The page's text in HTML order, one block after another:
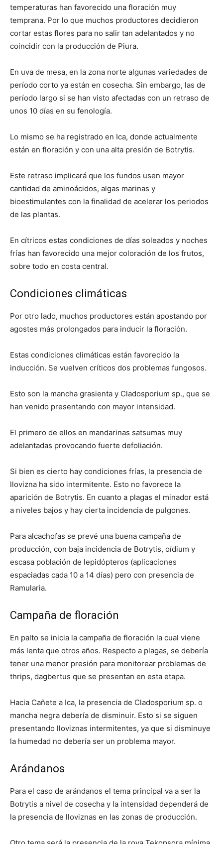
temperaturas han favorecido una floración muy
temprana. Por lo que muchos productores decidieron
cortar estas flores para no salir tan adelantados y no
coincidir con la producción de Piura.
En uva de mesa, en la zona norte algunas variedades de
período corto ya están en cosecha. Sin embargo, las de
período largo si se han visto afectadas con un retraso de
unos 10 días en su fenología.
Lo mismo se ha registrado en Ica, donde actualmente
están en floración y con una alta presión de Botrytis.
Este retraso implicará que los fundos usen mayor
cantidad de aminoácidos, algas marinas y
bioestimulantes con la finalidad de acelerar los periodos
de las plantas.
En cítricos estas condiciones de días soleados y noches
frías han favorecido una mejor coloración de los frutos,
sobre todo en costa central.
Condiciones climáticas
Por otro lado, muchos productores están apostando por
agostes más prolongados para inducir la floración.
Estas condiciones climáticas están favorecido la
inducción. Se vuelven críticos dos problemas fungosos.
Esto son la mancha grasienta y Cladosporium sp., que se
han venido presentando con mayor intensidad.
El primero de ellos en mandarinas satsumas muy
adelantadas provocando fuerte defoliación.
Si bien es cierto hay condiciones frías, la presencia de
llovizna ha sido intermitente. Esto no favorece la
aparición de Botrytis. En cuanto a plagas el minador está
a niveles bajos y hay cierta incidencia de pulgones.
Para alcachofas se prevé una buena campaña de
producción, con baja incidencia de Botrytis, oídium y
escasa población de lepidópteros (aplicaciones
espaciadas cada 10 a 14 días) pero con presencia de
Ramularia.
Campaña de floración
En palto se inicia la campaña de floración la cual viene
más lenta que otros años. Respecto a plagas, se debería
tener una menor presión para monitorear problemas de
thrips, dagbertus que se presentan en esta etapa.
Hacia Cañete a Ica, la presencia de Cladosporium sp. o
mancha negra debería de disminuir. Esto si se siguen
presentando lloviznas intermitentes, ya que si disminuye
la humedad no debería ser un problema mayor.
Arándanos
Para el caso de arándanos el tema principal va a ser la
Botrytis a nivel de cosecha y la intensidad dependerá de
la presencia de lloviznas en las zonas de producción.